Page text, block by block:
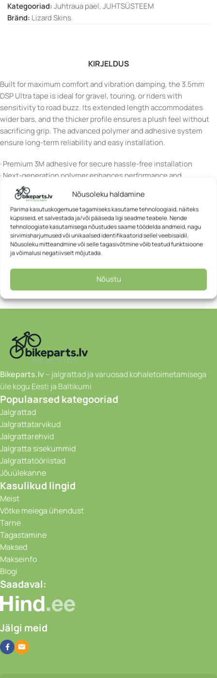
Nõusoleku haldamine
Parima kasutuskogemuse tagamiseks kasutame tehnoloogiaid, näiteks
küpsiseid, et salvestada ja/või pääseda ligi seadme teabele. Nende
tehnoloogiate kasutamisega nõustudes saame töödelda andmeid, nagu
sirvimisharjumused või unikaalsed identifikaatorid sellel veebisaidil.
Nõusoleku mitteandmine või selle tagasivõtmine võib teatud funktsioone
ja võimalusi negatiivselt mõjutada.
Nõustu
Kategooriad:Juhtraua pael,JUHTSÜSTEEM
Bränd: Lizard Skins
KIRJELDUS
Built for maximum comfort and vibration damping, the 3.5mm
DSP Ultra tape is ideal for gravel, touring, or riders with
sensitivity to road buzz. Its extended length accommodates
wider bars, and the thicker profile ensures a plush feel without
sacrificing grip. The advanced polymer and adhesive system
ensure long-term reliability and easy installation.
· Premium 3M adhesive for secure hassle-free installation
· Next-generation polymer enhances performance and
responsiveness
· Improved formulation boosts long-term durability and tactile
feel
· Updated texture increases surface area for better grip
Thickness: 3.5 mm
Length: 235 cm
Weight: 89 g
Bikeparts.lv – jalgrattad ja varuosad kohaletoimetamisega
üle kogu Eesti ja Baltikumi
Populaarsed kategooriad
Jalgrattad
Jalgrattatarvikud
Jalgrattarehvid
Jalgratta sisekummid
Jalgrattatööriistad
Jõuülekanne
Kasulikud lingid
Meist
Võtke meiega ühendust
Tarne
Tagastamine
Maksed
Makseinfo
Blogi
Saadaval:
Jälgi meid